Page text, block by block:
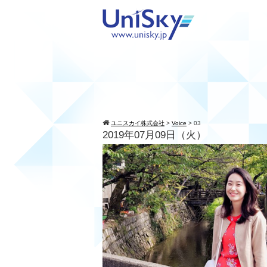
ユニスカイ株式会社 > Voice > 03
2019年07月09日（火）